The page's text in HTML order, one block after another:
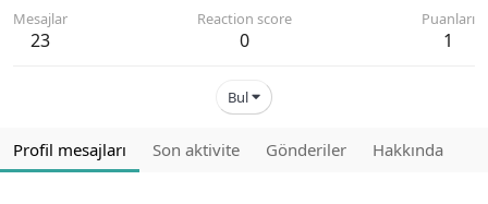
Mesajlar
23
Reaction score
0
Puanları
1
Bul
Profil mesajları Son aktivite Gönderiler Hakkında